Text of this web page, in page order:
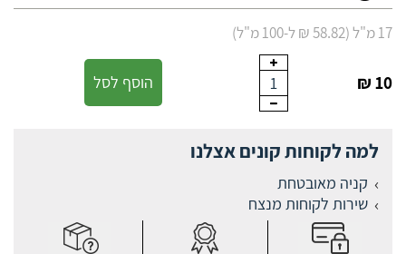
17 מ"ל (58.82 ₪ ל-100 מ"ל)
10 ₪
1 הוסף לסל
למה לקוחות קונים אצלנו
קניה מאובטחת
שירות לקוחות מנצח